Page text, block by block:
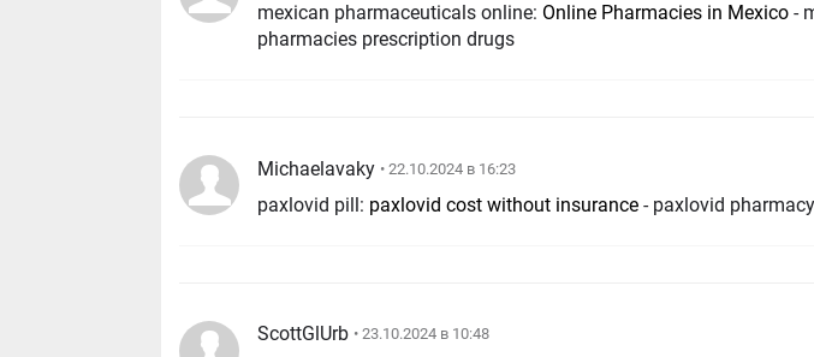
mexican pharmaceuticals online: Online Pharmacies in Mexico -
pharmacies prescription drugs
Michaelavaky • 22.10.2024 в 16:23
paxlovid pill: paxlovid cost without insurance - paxlovid pharmacy
ScottGlUrb • 23.10.2024 в 10:48